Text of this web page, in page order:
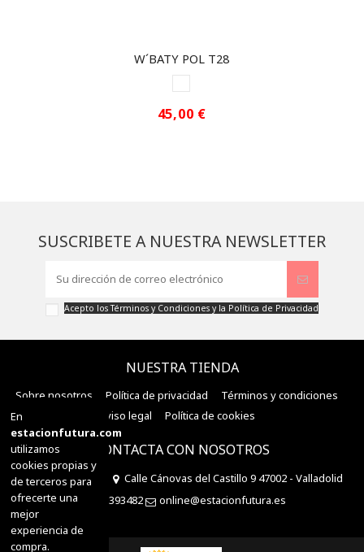
W´BATY POL T28
45,00 €
SUSCRIBETE A NUESTRA NEWSLETTER
Acepto losTérminos y Condicionesy la Política de Privacidad
NUESTRA TIENDA
Sobre nosotros Política de privacidad
Términos y condiciones
Aviso legal
Política de cookies
CONTACTA CON NOSOTROS
Estación Futura
Calle Cánovas del Castillo 9 47002 - Valladolid
983393482
online@estacionfutura.es
En
estacionfutura.com
utilizamos
cookies propias y
de terceros para
ofrecerte una
mejor
experiencia de
compra.